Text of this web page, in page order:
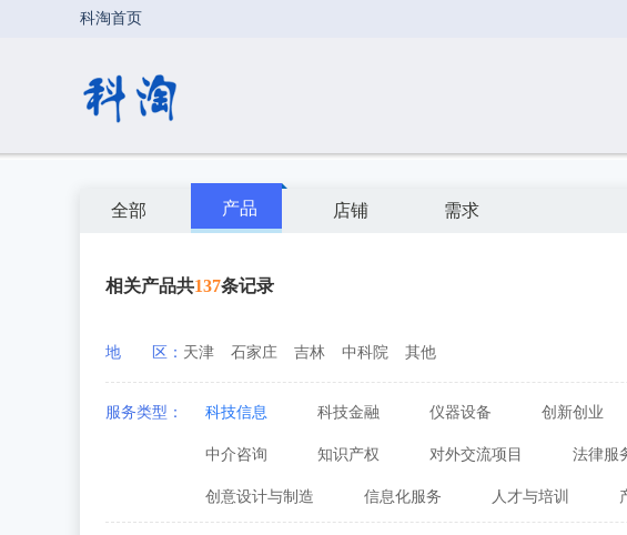
全部 产品 店铺 需求
相关产品共137条记录
地 区： 天津 石家庄 吉林 中科院 其他
服务类型： 科技信息 科技金融 仪器设备 创新创业
中介咨询 知识产权 对外交流项目 法律服
创意设计与制造 信息化服务 人才与培训